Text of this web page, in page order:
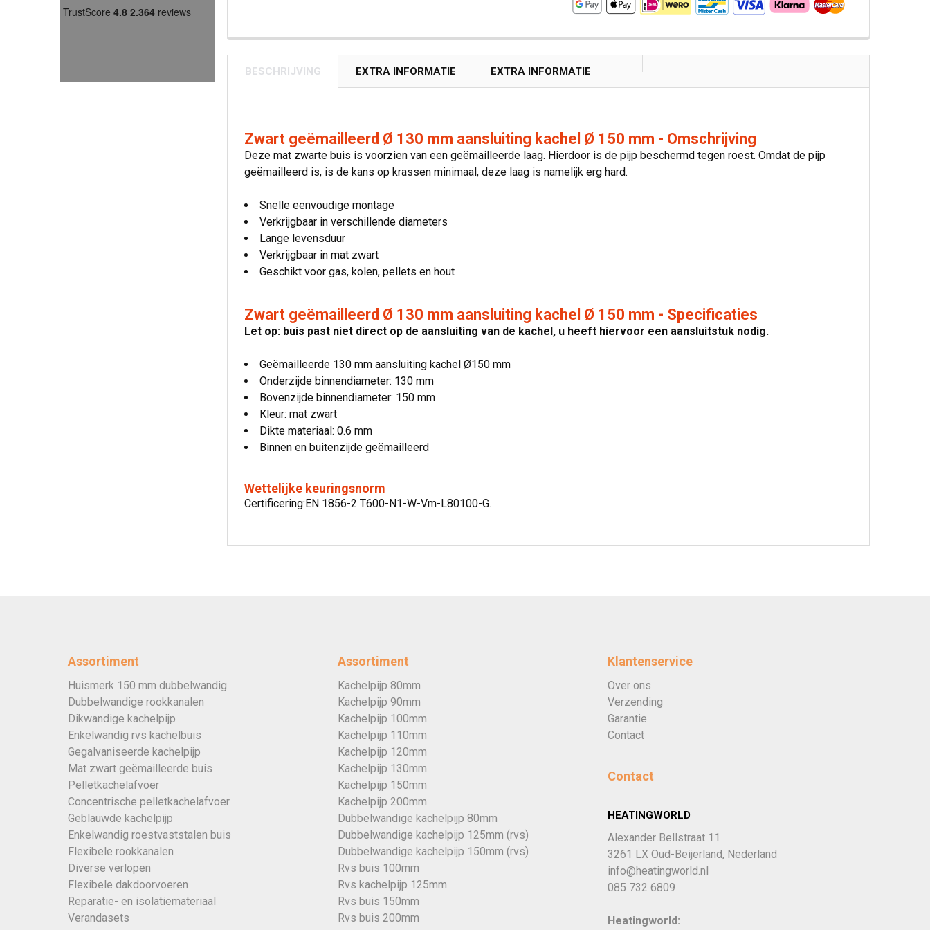
BESCHRIJVING EXTRA INFORMATIE EXTRA INFORMATIE
Zwart geëmailleerd Ø 130 mm aansluiting kachel Ø 150 mm - Omschrijving
Deze mat zwarte buis is voorzien van een geëmailleerde laag. Hierdoor is de pijp beschermd tegen roest. Omdat de pijp
geëmailleerd is, is de kans op krassen minimaal, deze laag is namelijk erg hard.
Snelle eenvoudige montage
Verkrijgbaar in verschillende diameters
Lange levensduur
Verkrijgbaar in mat zwart
Geschikt voor gas, kolen, pellets en hout
Zwart geëmailleerd Ø 130 mm aansluiting kachel Ø 150 mm - Specificaties
Let op: buis past niet direct op de aansluiting van de kachel, u heeft hiervoor een aansluitstuk nodig.
Geëmailleerde 130 mm aansluiting kachel Ø150 mm
Onderzijde binnendiameter: 130 mm
Bovenzijde binnendiameter: 150 mm
Kleur: mat zwart
Dikte materiaal: 0.6 mm
Binnen en buitenzijde geëmailleerd
Wettelijke keuringsnorm
Certificering:EN 1856-2 T600-N1-W-Vm-L80100-G.
Assortiment
Huismerk 150 mm dubbelwandig
Dubbelwandige rookkanalen
Dikwandige kachelpijp
Enkelwandig rvs kachelbuis
Gegalvaniseerde kachelpijp
Mat zwart geëmailleerde buis
Pelletkachelafvoer
Concentrische pelletkachelafvoer
Geblauwde kachelpijp
Enkelwandig roestvaststalen buis
Flexibele rookkanalen
Diverse verlopen
Flexibele dakdoorvoeren
Reparatie- en isolatiemateriaal
Verandasets
Assortiment
Kachelpijp 80mm
Kachelpijp 90mm
Kachelpijp 100mm
Kachelpijp 110mm
Kachelpijp 120mm
Kachelpijp 130mm
Kachelpijp 150mm
Kachelpijp 200mm
Dubbelwandige kachelpijp 80mm
Dubbelwandige kachelpijp 125mm (rvs)
Dubbelwandige kachelpijp 150mm (rvs)
Rvs buis 100mm
Rvs kachelpijp 125mm
Rvs buis 150mm
Rvs buis 200mm
Klantenservice
Over ons
Verzending
Garantie
Contact
Contact
HEATINGWORLD
Alexander Bellstraat 11
3261 LX Oud-Beijerland, Nederland
info@heatingworld.nl
085 732 6809
Heatingworld: